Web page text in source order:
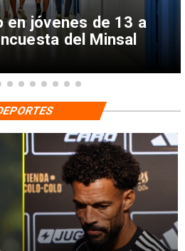
en jóvenes de 13 a
del Minsal